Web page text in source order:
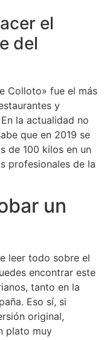
el
del
Colloto» fue el más
y
la actualidad no
que en 2019 se
de 100 kilos en un
profesionales de la
un
leer todo sobre el
encontrar este
tanto en la
Eso sí, si
original,
plato muy